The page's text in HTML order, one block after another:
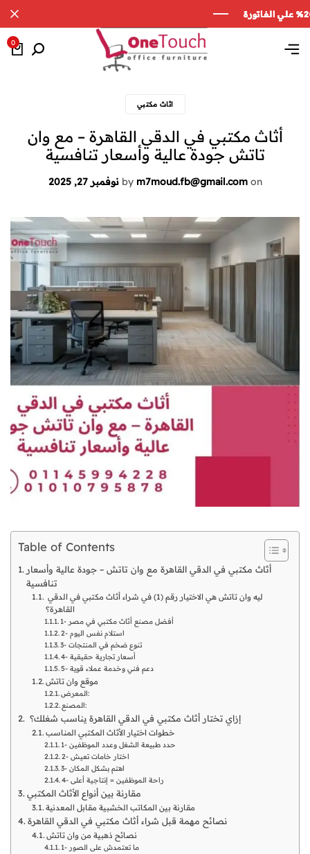
0
اثاث مكتبي
أثاث مكتبي في الدقي القاهرة – مع وان
تاتش جودة عالية وأسعار تنافسية
by m7moud.fb@gmail.com on نوفمبر 27, 2025
Table of Contents
أثاث مكتبي في الدقي القاهرة مع وان تاتش – جودة عالية وأسعار
تنافسية
ليه وان تاتش هي الاختيار رقم (1) في شراء أثاث مكتبي في الدقي
القاهرة؟
1- أفضل مصنع أثاث مكتبي في مصر
2- استلام نفس اليوم
3- تنوع ضخم في المنتجات
4- أسعار تجارية حقيقية
5- دعم فني وخدمة عملاء قوية
موقع وان تاتش
المعرض:
المصنع:
إزاي تختار أثاث مكتبي في الدقي القاهرة يناسب شغلك؟
خطوات اختيار الأثاث المكتبي المناسب
1- حدد طبيعة الشغل وعدد الموظفين
2- اختار خامات تعيش
3- اهتم بشكل المكان
4- راحة الموظفين = إنتاجية أعلى
مقارنة بين أنواع الأثاث المكتبي
مقارنة بين المكاتب الخشبية مقابل المعدنية
نصائح مهمة قبل شراء أثاث مكتبي في الدقي القاهرة
نصائح ذهبية من وان تاتش
1- ما تعتمدش على الصور